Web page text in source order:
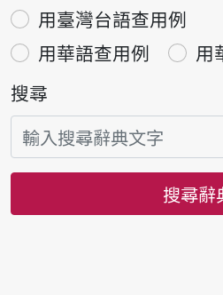
用臺灣台語查用例
用華語查用例
用
搜尋
搜尋辭